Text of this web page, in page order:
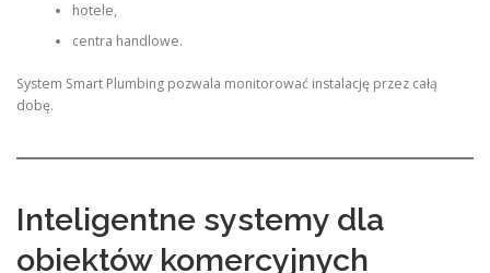
hotele,
centra handlowe.
System Smart Plumbing pozwala monitorować instalację przez całą
dobę.
Inteligentne systemy dla
obiektów komercyjnych